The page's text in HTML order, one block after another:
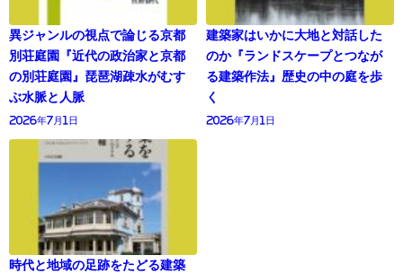
異ジャンルの視点で論じる京都
別荘庭園『近代の政治家と京都
の別荘庭園』琵琶湖疎水がむす
ぶ水脈と人脈
2026年7月1日
建築家はいかに大地と対話した
のか『ランドスケープとつなが
る建築作法』歴史の中の庭を歩
く
2026年7月1日
時代と地域の足跡をたどる建築